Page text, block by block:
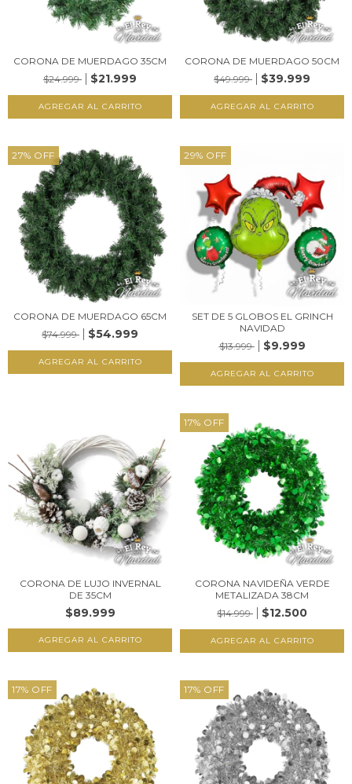
CORONA DE MUERDAGO 35CM
$24.999
$21.999
CORONA DE MUERDAGO 50CM
$49.999
$39.999
27% OFF
CORONA DE MUERDAGO 65CM
$74.999
$54.999
29% OFF
SET DE 5 GLOBOS EL GRINCH
NAVIDAD
$13.999
$9.999
CORONA DE LUJO INVERNAL
DE 35CM
$89.999
17% OFF
CORONA NAVIDEÑA VERDE
METALIZADA 38CM
$14.999
$12.500
17% OFF 17% OFF